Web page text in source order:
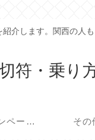
介します。関西の人
符・乗り
イベント・キャンペーン その